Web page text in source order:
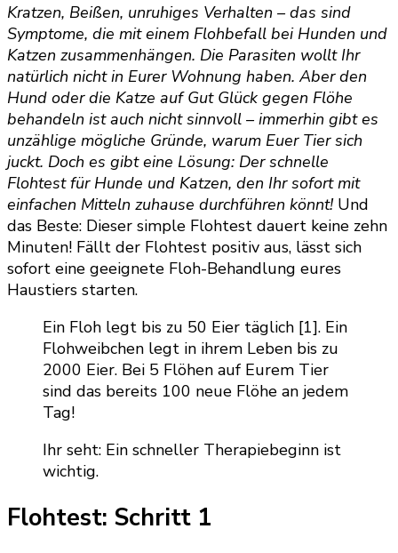
Kratzen, Beißen, unruhiges Verhalten – das sind
Symptome, die mit einem Flohbefall bei Hunden und
Katzen zusammenhängen. Die Parasiten wollt Ihr
natürlich nicht in Eurer Wohnung haben. Aber den
Hund oder die Katze auf Gut Glück gegen Flöhe
behandeln ist auch nicht sinnvoll – immerhin gibt es
unzählige mögliche Gründe, warum Euer Tier sich
juckt. Doch es gibt eine Lösung: Der schnelle
Flohtest für Hunde und Katzen, den Ihr sofort mit
einfachen Mitteln zuhause durchführen könnt!Und
das Beste: Dieser simple Flohtest dauert keine zehn
Minuten! Fällt der Flohtest positiv aus, lässt sich
sofort eine geeignete Floh-Behandlung eures
Haustiers starten.
Ein Floh legt bis zu 50 Eier täglich [1]. Ein
Flohweibchen legt in ihrem Leben bis zu
2000 Eier. Bei 5 Flöhen auf Eurem Tier
sind das bereits 100 neue Flöhe an jedem
Tag!
Ihr seht: Ein schneller Therapiebeginn ist
wichtig.
Flohtest: Schritt 1